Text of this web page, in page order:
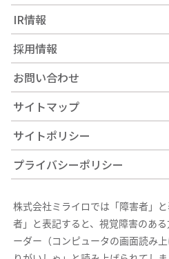
IR情報
採用情報
お問い合わせ
サイトマップ
サイトポリシー
プライバシーポリシー
株式会社ミライロでは「障害者」
者」と表記すると、視覚障害のあ
ーダー（コンピュータの画面読み